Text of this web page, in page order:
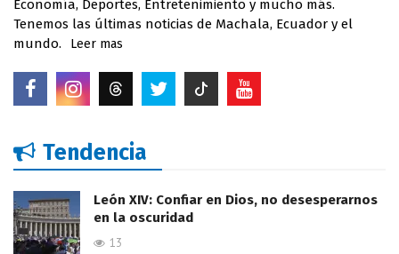
Economía, Deportes, Entretenimiento y mucho más.
Tenemos las últimas noticias de Machala, Ecuador y el
mundo.
Leer mas
Tendencia
León XIV: Confiar en Dios, no desesperarnos
en la oscuridad
13